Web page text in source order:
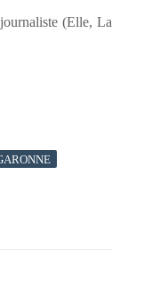
(Elle, La